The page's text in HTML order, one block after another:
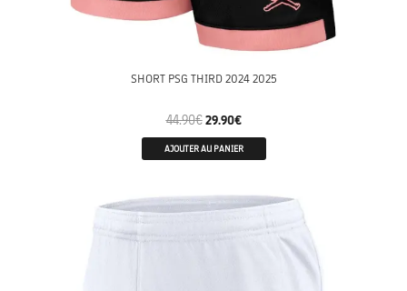
SHORT PSG THIRD 2024 2025
44.90€ 29.90€
AJOUTER AU PANIER